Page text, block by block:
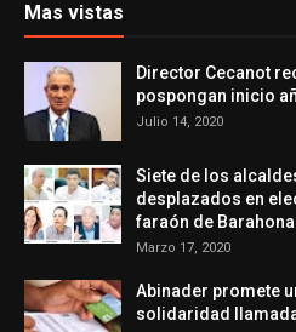
Mas vistas
Director Cecanot
pospongan inicio
Julio 14, 2020
Siete de los
desplazados en
faraón de
Marzo 17, 2020
Abinader promete
solidaridad